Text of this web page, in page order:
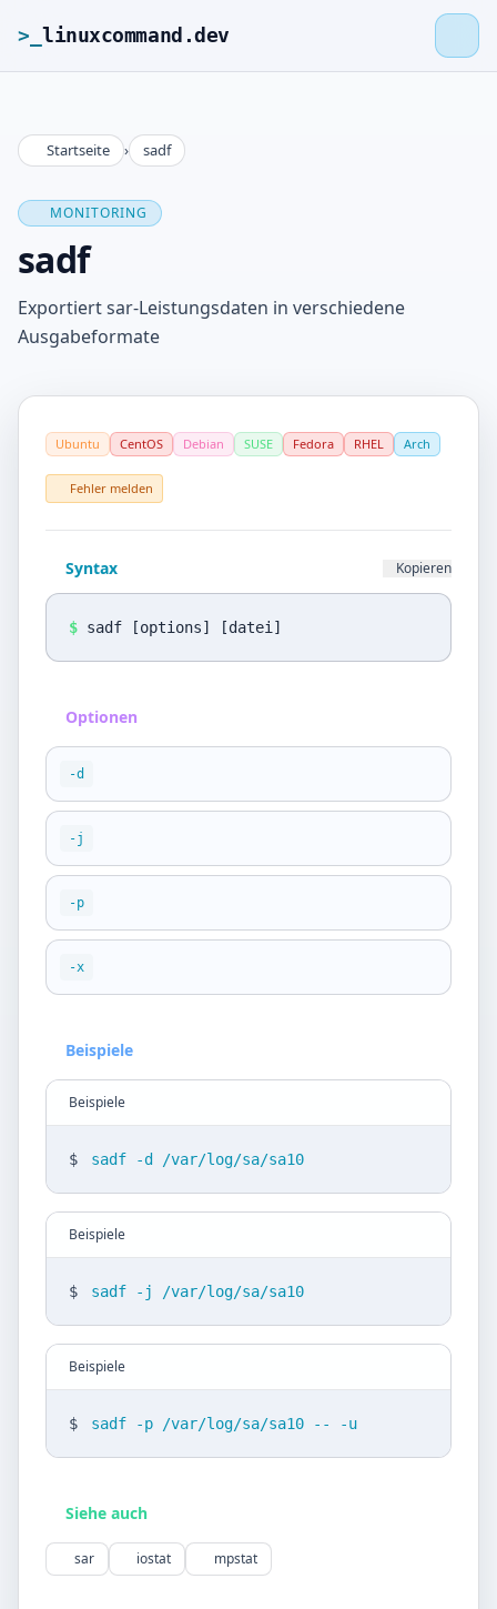
>_ linuxcommand.dev
>_linuxcommand.dev
Roadmap
Impressum
Datenschutz
DE EN
Design
Startseite › sadf
MONITORING
sadf
Exportiert sar-Leistungsdaten in verschiedene
Ausgabeformate
Ubuntu CentOS Debian SUSE Fedora RHEL Arch
Fehler melden
Syntax Kopieren
$ sadf [options] [datei]
Optionen
-d
-j
-p
-x
Beispiele
Beispiele
$ sadf -d /var/log/sa/sa10
Beispiele
$ sadf -j /var/log/sa/sa10
Beispiele
$ sadf -p /var/log/sa/sa10 -- -u
Siehe auch
sar iostat mpstat